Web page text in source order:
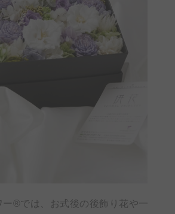
ー®では、お式後の後飾り花や一